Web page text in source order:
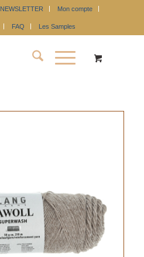
NEWSLETTER Mon compte
FAQ Les Samples